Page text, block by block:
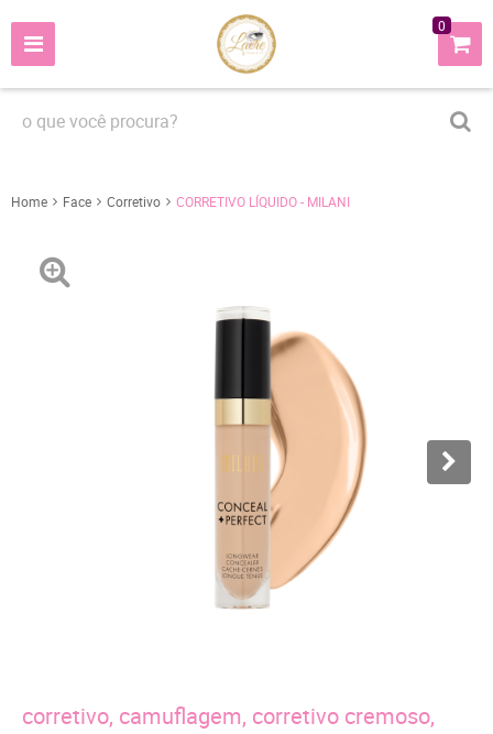
0
Home Face Corretivo CORRETIVO LÍQUIDO - MILANI
corretivo, camuflagem, corretivo cremoso,